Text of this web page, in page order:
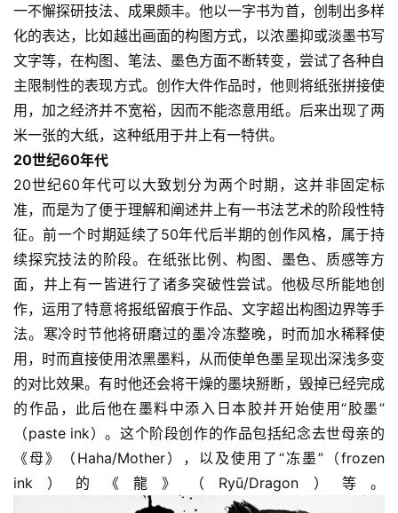
一不懈探研技法、成果颇丰。他以一字书为首，创制出多样
化的表达，比如越出画面的构图方式，以浓墨抑或淡墨书写
文字等，在构图、笔法、墨色方面不断转变，尝试了各种自
主限制性的表现方式。创作大件作品时，他则将纸张拼接使
用，加之经济并不宽裕，因而不能恣意用纸。后来出现了两
米一张的大纸，这种纸用于井上有一特供。
20世纪60年代
20世纪60年代可以大致划分为两个时期，这并非固定标
准，而是为了便于理解和阐述井上有一书法艺术的阶段性特
征。前一个时期延续了50年代后半期的创作风格，属于持
续探究技法的阶段。在纸张比例、构图、墨色、质感等方
面，井上有一皆进行了诸多突破性尝试。他极尽所能地创
作，运用了特意将报纸留痕于作品、文字超出构图边界等手
法。寒冷时节他将研磨过的墨冷冻整晚，时而加水稀释使
用，时而直接使用浓黑墨料，从而使单色墨呈现出深浅多变
的对比效果。有时他还会将干燥的墨块掰断，毁掉已经完成
的作品，此后他在墨料中添入日本胶并开始使用“胶墨”
（paste ink）。这个阶段创作的作品包括纪念去世母亲的
《母》（Haha/Mother），以及使用了“冻墨”（frozen
ink）的《龍》（Ryū/Dragon）等。